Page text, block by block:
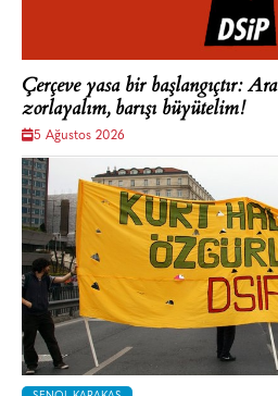
Çerçeve yasa bir başlangıçtır:
zorlayalım, barışı büyütelim!
5 Ağustos 2026